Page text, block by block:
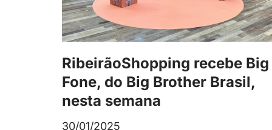
RibeirãoShopping recebe Big
Fone, do Big Brother Brasil,
nesta semana
30/01/2025